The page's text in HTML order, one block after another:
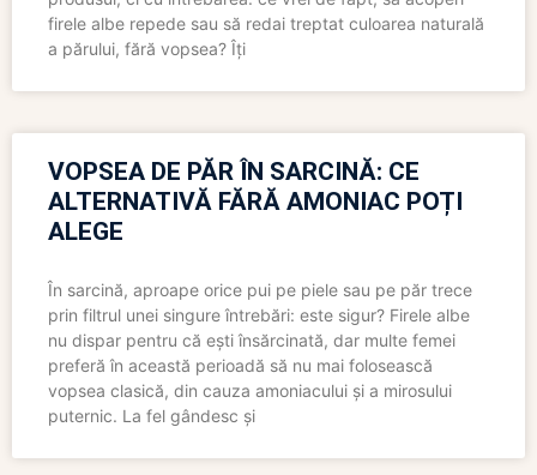
firele albe repede sau să redai treptat culoarea naturală
a părului, fără vopsea? Îți
VOPSEA DE PĂR ÎN SARCINĂ: CE
ALTERNATIVĂ FĂRĂ AMONIAC POȚI
ALEGE
În sarcină, aproape orice pui pe piele sau pe păr trece
prin filtrul unei singure întrebări: este sigur? Firele albe
nu dispar pentru că ești însărcinată, dar multe femei
preferă în această perioadă să nu mai folosească
vopsea clasică, din cauza amoniacului și a mirosului
puternic. La fel gândesc și